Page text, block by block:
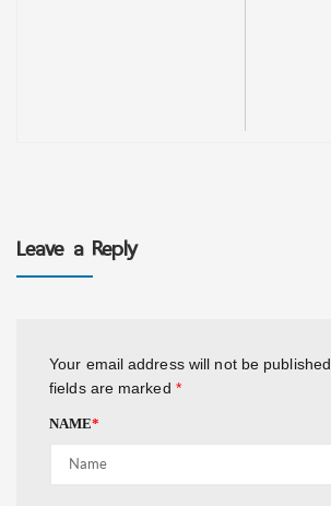
Leave a Reply
Your email address will not be published.
fields are marked *
NAME*